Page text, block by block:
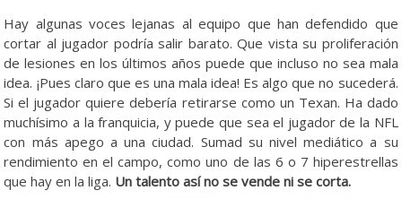
Hay algunas voces lejanas al equipo que han defendido que
cortar al jugador podría salir barato. Que vista su proliferación
de lesiones en los últimos años puede que incluso no sea mala
idea. ¡Pues claro que es una mala idea! Es algo que no sucederá.
Si el jugador quiere debería retirarse como un Texan. Ha dado
muchísimo a la franquicia, y puede que sea el jugador de la NFL
con más apego a una ciudad. Sumad su nivel mediático a su
rendimiento en el campo, como uno de las 6 o 7 hiperestrellas
que hay en la liga. Un talento así no se vende ni se corta.